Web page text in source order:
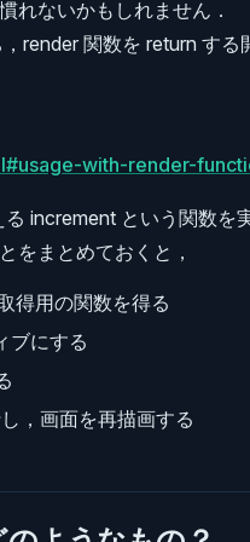
れないかもしれません．
render 関数を return する
with-render-
increment という関数を
をまとめておくと，
得用の関数を得る
ブにする
，画面を再描画する